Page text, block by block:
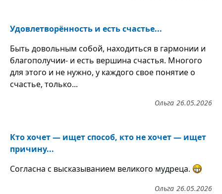
Удовлетворённость и есть счастье...
Быть довольным собой, находиться в гармонии и
благополучии- и есть вершина счастья. Многого
для этого и не нужно, у каждого свое понятие о
счастье, только...
26.05.2026
Ольга
Кто хочет — ищет способ, кто не хочет — ищет
причину...
Согласна с высказыванием великого мудреца.
26.05.2026
Ольга